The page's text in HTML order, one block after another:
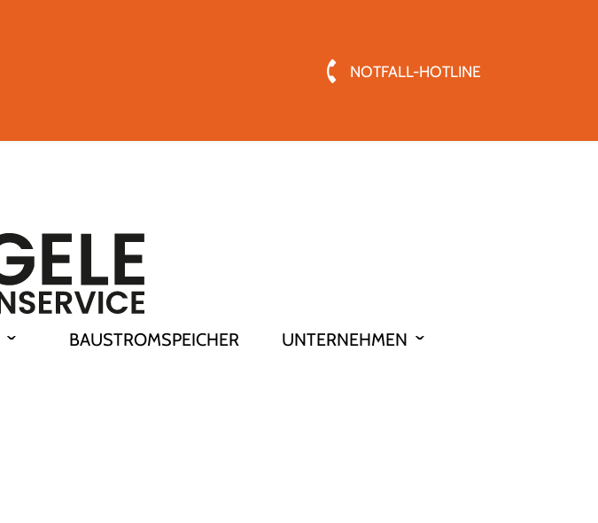
NOTFALL-HOTLINE
BAUSTROMSPEICHER UNTERNEHMEN